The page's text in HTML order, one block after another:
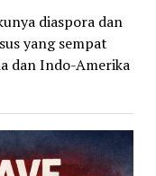
diaspora dan
yang sempat
dan Indo-Amerika